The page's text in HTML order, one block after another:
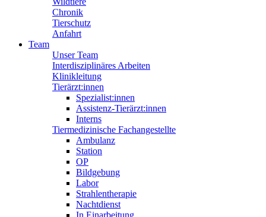
Chronik
Tierschutz
Anfahrt
Team
Unser Team
Interdisziplinäres Arbeiten
Klinikleitung
Tierärzt:innen
Spezialist:innen
Assistenz-Tierärzt:innen
Interns
Tiermedizinische Fachangestellte
Ambulanz
Station
OP
Bildgebung
Labor
Strahlentherapie
Nachtdienst
In Einarbeitung